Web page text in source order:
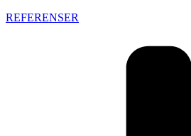
REFERENSER